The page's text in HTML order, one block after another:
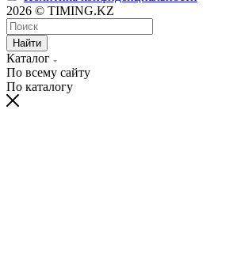
2026 © TIMING.KZ
Найти
Каталог
По всему сайту
По каталогу